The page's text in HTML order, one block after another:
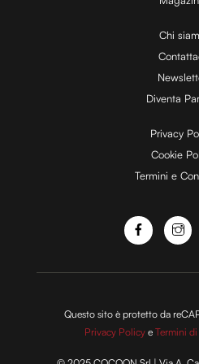
i
Chi
Diventa
Privacy
Cookie
Termini e
Questo sito è protetto da
Privacy Policy eTermini